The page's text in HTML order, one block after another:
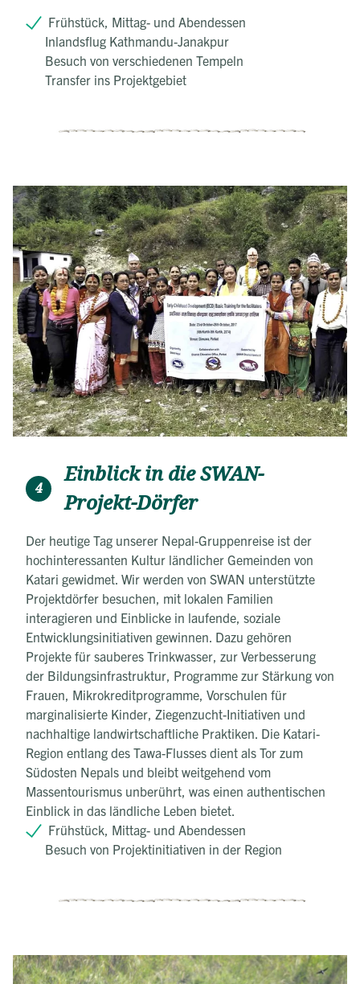
Frühstück, Mittag- und Abendessen
Inlandsflug Kathmandu-Janakpur
Besuch von verschiedenen Tempeln
Transfer ins Projektgebiet
4
Einblick in die SWAN-
Projekt-Dörfer
Der heutige Tag unserer Nepal-Gruppenreise ist der
hochinteressanten Kultur ländlicher Gemeinden von
Katari gewidmet. Wir werden von SWAN unterstützte
Projektdörfer besuchen, mit lokalen Familien
interagieren und Einblicke in laufende, soziale
Entwicklungsinitiativen gewinnen. Dazu gehören
Projekte für sauberes Trinkwasser, zur Verbesserung
der Bildungsinfrastruktur, Programme zur Stärkung von
Frauen, Mikrokreditprogramme, Vorschulen für
marginalisierte Kinder, Ziegenzucht-Initiativen und
nachhaltige landwirtschaftliche Praktiken. Die Katari-
Region entlang des Tawa-Flusses dient als Tor zum
Südosten Nepals und bleibt weitgehend vom
Massentourismus unberührt, was einen authentischen
Einblick in das ländliche Leben bietet.
Frühstück, Mittag- und Abendessen
Besuch von Projektinitiativen in der Region